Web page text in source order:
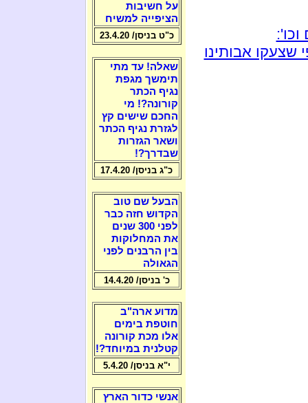
אבותינו
על חשיבות
הציפייה למשיח
כ"ט בניסן/ 23.4.20
שאלה! עד מתי
תימשך מגפת
נגיף הכתר
קורונה?! מי
החכם שישים קץ
לגזרת נגיף הכתר
ושאר הגזרות
שבדרך?!
כ"ג בניסן/ 17.4.20
הבעל שם טוב
הקדוש חזה כבר
לפני 300 שנים
את המחלוקות
בין הרבנים לפני
הגאולה
כ' בניסן/ 14.4.20
מדוע ארה"ב
חוטפת בימים
אלו מכת קורונה
קטלנית במיוחד?!
י"א בניסן/ 5.4.20
אנשי כדור הארץ